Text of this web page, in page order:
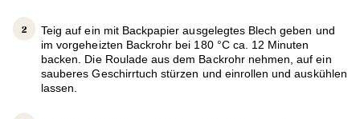
Teig auf ein mit Backpapier ausgelegtes Blech geben und
im vorgeheizten Backrohr bei 180 °C ca. 12 Minuten
backen. Die Roulade aus dem Backrohr nehmen, auf ein
sauberes Geschirrtuch stürzen und einrollen und auskühlen
lassen.